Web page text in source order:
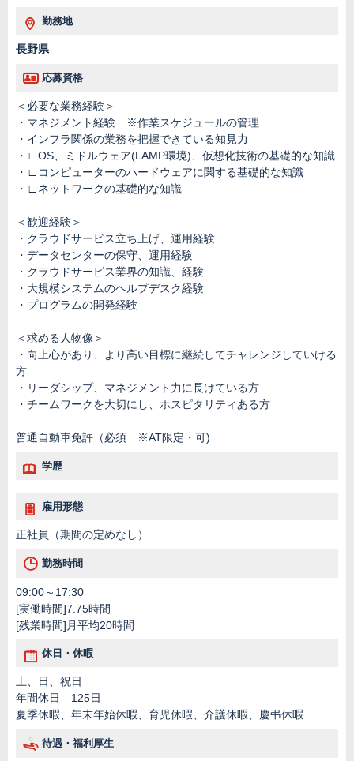
勤務地
長野県
応募資格
＜必要な業務経験＞
・マネジメント経験 ※作業スケジュールの管理
・インフラ関係の業務を把握できている知見力
・∟OS、ミドルウェア(LAMP環境)、仮想化技術の基礎的な知識
・∟コンピューターのハードウェアに関する基礎的な知識
・∟ネットワークの基礎的な知識
＜歓迎経験＞
・クラウドサービス立ち上げ、運用経験
・データセンターの保守、運用経験
・クラウドサービス業界の知識、経験
・大規模システムのヘルプデスク経験
・プログラムの開発経験
＜求める人物像＞
・向上心があり、より高い目標に継続してチャレンジしていける
方
・リーダシップ、マネジメント力に長けている方
・チームワークを大切にし、ホスピタリティある方
普通自動車免許（必須 ※AT限定・可)
学歴
雇用形態
正社員（期間の定めなし）
勤務時間
09:00～17:30
[実働時間]7.75時間
[残業時間]月平均20時間
休日・休暇
土、日、祝日
年間休日 125日
夏季休暇、年末年始休暇、育児休暇、介護休暇、慶弔休暇
待遇・福利厚生